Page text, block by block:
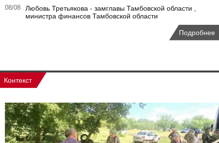
08/08
Любовь Третьякова - замглавы Тамбовской области ,
министра финансов Тамбовской области
Подробнее
Контекст